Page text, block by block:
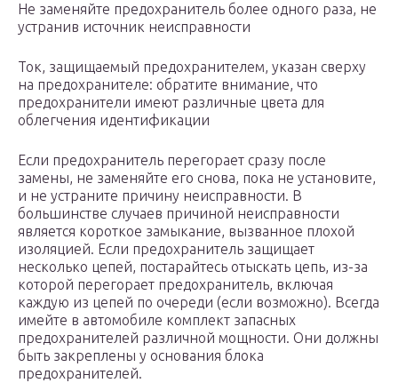
Не заменяйте предохранитель более одного раза, не
устранив источник неисправности
Ток, защищаемый предохранителем, указан сверху
на предохранителе: обратите внимание, что
предохранители имеют различные цвета для
облегчения идентификации
Если предохранитель перегорает сразу после
замены, не заменяйте его снова, пока не установите,
и не устраните причину неисправности. В
большинстве случаев причиной неисправности
является короткое замыкание, вызванное плохой
изоляцией. Если предохранитель защищает
несколько цепей, постарайтесь отыскать цепь, из-за
которой перегорает предохранитель, включая
каждую из цепей по очереди (если возможно). Всегда
имейте в автомобиле комплект запасных
предохранителей различной мощности. Они должны
быть закреплены у основания блока
предохранителей.